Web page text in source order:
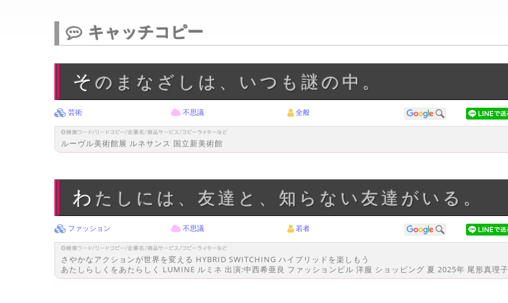
キャッチコピー
そのまなざしは、いつも謎の中。
芸術 不思議 全般
ルーヴル美術館展 ルネサンス 国立新美術館
わたしには、友達と、知らない友達がいる。
ファッション 不思議 若者
さやかなアクションが世界を変える HYBRID SWITCHING ハイブリッドを楽しもう
あたしらしくをあたらしく LUMINE ルミネ 出演:中西希亜良 ファッションビル 洋服 ショッピング 夏 2025年 尾形真理子